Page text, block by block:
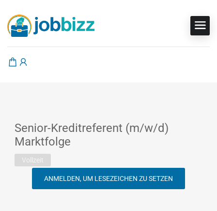
Senior-Kreditreferent (m/w/d)
Marktfolge
Vollzeit
ANMELDEN, UM LESEZEICHEN ZU SETZEN